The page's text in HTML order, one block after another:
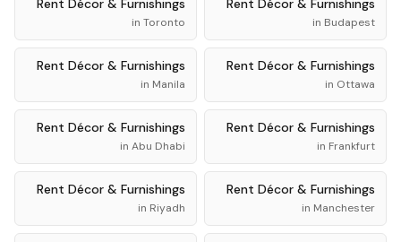
Rent Décor & Furnishings
in Budapest
Rent Décor & Furnishings
in Toronto
Rent Décor & Furnishings
in Ottawa
Rent Décor & Furnishings
in Manila
Rent Décor & Furnishings
in Frankfurt
Rent Décor & Furnishings
in Abu Dhabi
Rent Décor & Furnishings
in Manchester
Rent Décor & Furnishings
in Riyadh